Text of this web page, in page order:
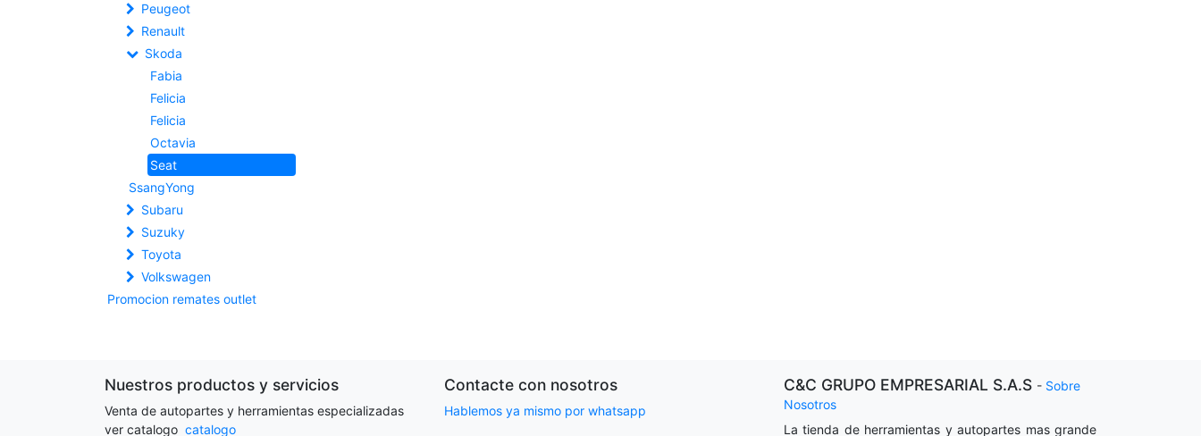
Peugeot
Renault
Skoda
Fabia
Felicia
Felicia
Octavia
Seat
SsangYong
Subaru
Suzuky
Toyota
Volkswagen
Promocion remates outlet
Nuestros productos y servicios
Venta de autopartes y herramientas especializadas
ver catalogo catalogo
Contacte con nosotros
Hablemos ya mismo por whatsapp
C&C GRUPO EMPRESARIAL S.A.S - Sobre
Nosotros
La tienda de herramientas y autopartes mas grande